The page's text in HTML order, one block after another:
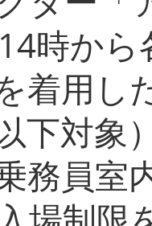
時か
着用し
下対象
務員室